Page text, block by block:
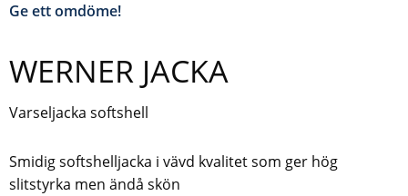
Ge ett omdöme!
WERNER JACKA
Varseljacka softshell
Smidig softshelljacka i vävd kvalitet som ger hög
slitstyrka men ändå skön